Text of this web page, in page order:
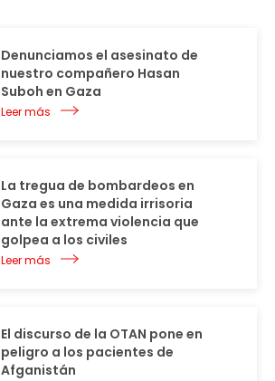
Denunciamos el asesinato de
nuestro compañero Hasan
Suboh en Gaza
Leer más
La tregua de bombardeos en
Gaza es una medida irrisoria
ante la extrema violencia que
golpea a los civiles
Leer más
El discurso de la OTAN pone en
peligro a los pacientes de
Afganistán